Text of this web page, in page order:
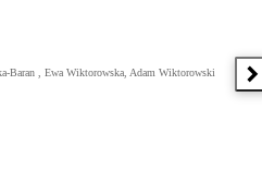
Baran , Ewa Wiktorowska, Adam Wiktorowski